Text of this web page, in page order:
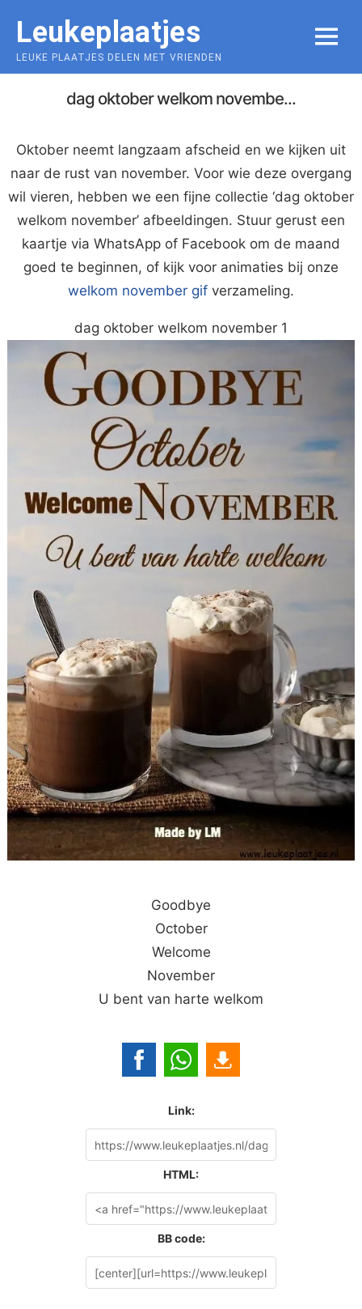
content
Leukeplaatjes
LEUKE PLAATJES DELEN MET VRIENDEN
MENU
dag oktober welkom novembe...
Oktober neemt langzaam afscheid en we kijken uit
naar de rust van november. Voor wie deze overgang
wil vieren, hebben we een fijne collectie ‘dag oktober
welkom november’ afbeeldingen. Stuur gerust een
kaartje via WhatsApp of Facebook om de maand
goed te beginnen, of kijk voor animaties bij onze
welkom november gif verzameling.
dag oktober welkom november 1
Goodbye
October
Welcome
November
U bent van harte welkom
Link:
HTML:
BB code: